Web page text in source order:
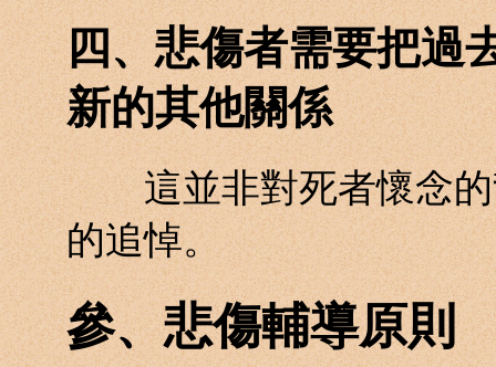
四、悲傷者需要把過
新的其他關係
這並非對死者懷念的
的追悼。
參、悲傷輔導原則